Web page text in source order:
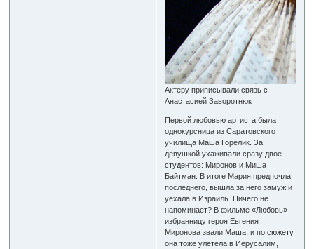
Актеру приписывали связь с
Анастасией Заворотнюк
Первой любовью артиста была
однокурсница из Саратовского
училища Маша Горелик. За
девушкой ухаживали сразу двое
студентов: Миронов и Миша
Байтман. В итоге Мария предпочла
последнего, вышла за него замуж и
уехала в Израиль. Ничего не
напоминает? В фильме «Любовь»
избранницу героя Евгения
Миронова звали Маша, и по сюжету
она тоже улетела в Иерусалим,